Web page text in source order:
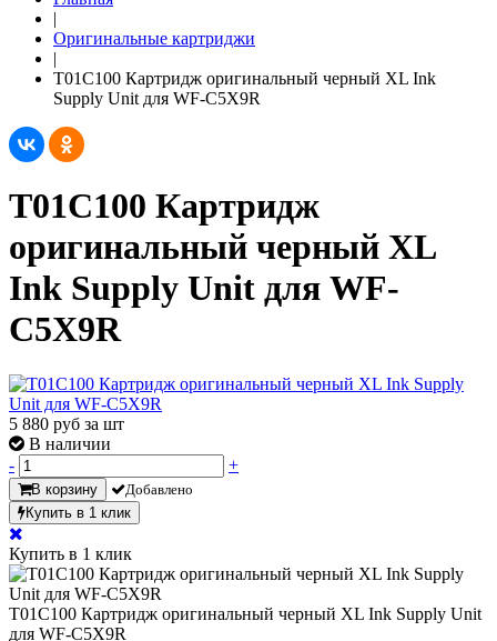
|
Оригинальные картриджи
|
T01C100 Картридж оригинальный черный XL Ink
Supply Unit для WF-C5X9R
T01C100 Картридж
оригинальный черный XL
Ink Supply Unit для WF-
C5X9R
5 880 руб за шт
В наличии
-
+
В корзину
Добавлено
Купить в 1 клик
Купить в 1 клик
T01C100 Картридж оригинальный черный XL Ink Supply Unit
для WF-C5X9R